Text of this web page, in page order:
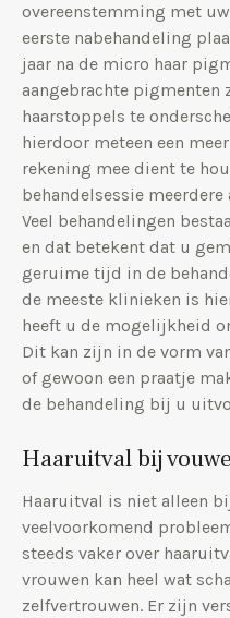
overeenstemming met
eerste nabehandeling
jaar na de micro haar
aangebrachte pigmenten
haarstoppels te
hierdoor meteen een
rekening mee dient te
behandelsessie
Veel behandelingen
en dat betekent dat u
geruime tijd in de
de meeste klinieken is
heeft u de mogelijkheid
Dit kan zijn in de vorm
of gewoon een praatje
de behandeling bij u
Haaruitval bij
Haaruitval is niet alleen
veelvoorkomend
steeds vaker over
vrouwen kan heel wat
zelfvertrouwen. Er zijn